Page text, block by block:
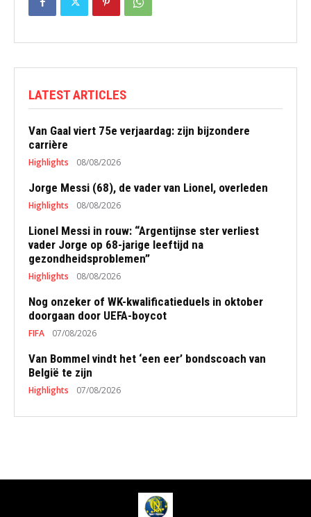
LATEST ARTICLES
Van Gaal viert 75e verjaardag: zijn bijzondere
carrière
Highlights 08/08/2026
Jorge Messi (68), de vader van Lionel, overleden
Highlights 08/08/2026
Lionel Messi in rouw: “Argentijnse ster verliest
vader Jorge op 68-jarige leeftijd na
gezondheidsproblemen”
Highlights 08/08/2026
Nog onzeker of WK-kwalificatieduels in oktober
doorgaan door UEFA-boycot
FIFA 07/08/2026
Van Bommel vindt het ‘een eer’ bondscoach van
België te zijn
Highlights 07/08/2026